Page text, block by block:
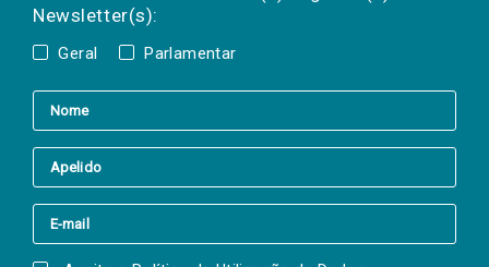
Newsletter(s):
Geral Parlamentar